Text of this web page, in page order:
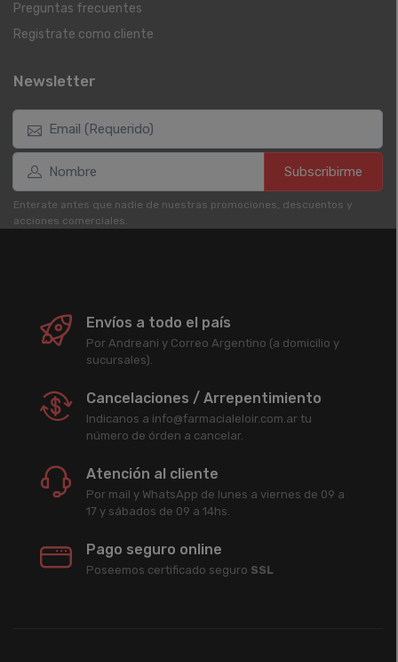
Preguntas frecuentes
Registrate como cliente
Newsletter
Subscribirme
Enterate antes que nadie de nuestras promociones, descuentos y
acciones comerciales.
Envíos a todo el país
Por Andreani y Correo Argentino (a domicilio y
sucursales).
Cancelaciones / Arrepentimiento
Indicanos a info@farmacialeloir.com.ar tu
número de órden a cancelar.
Atención al cliente
Por mail y WhatsApp de lunes a viernes de 09 a
17 y sábados de 09 a 14hs.
Pago seguro online
Poseemos certificado seguro SSL